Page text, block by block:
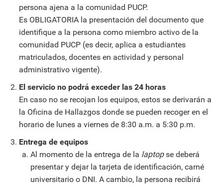
persona ajena a la comunidad PUCP.
Es OBLIGATORIA la presentación del documento que
identifique a la persona como miembro activo de la
comunidad PUCP (es decir, aplica a estudiantes
matriculados, docentes en actividad y personal
administrativo vigente).
El servicio no podrá exceder las 24 horas
En caso no se recojan los equipos, estos se derivarán a
la Oficina de Hallazgos donde se pueden recoger en el
horario de lunes a viernes de 8:30 a.m. a 5:30 p.m.
Entrega de equipos
Al momento de la entrega de la laptopse deberá
presentar y dejar la tarjeta de identificación, carné
universitario o DNI. A cambio, la persona recibirá